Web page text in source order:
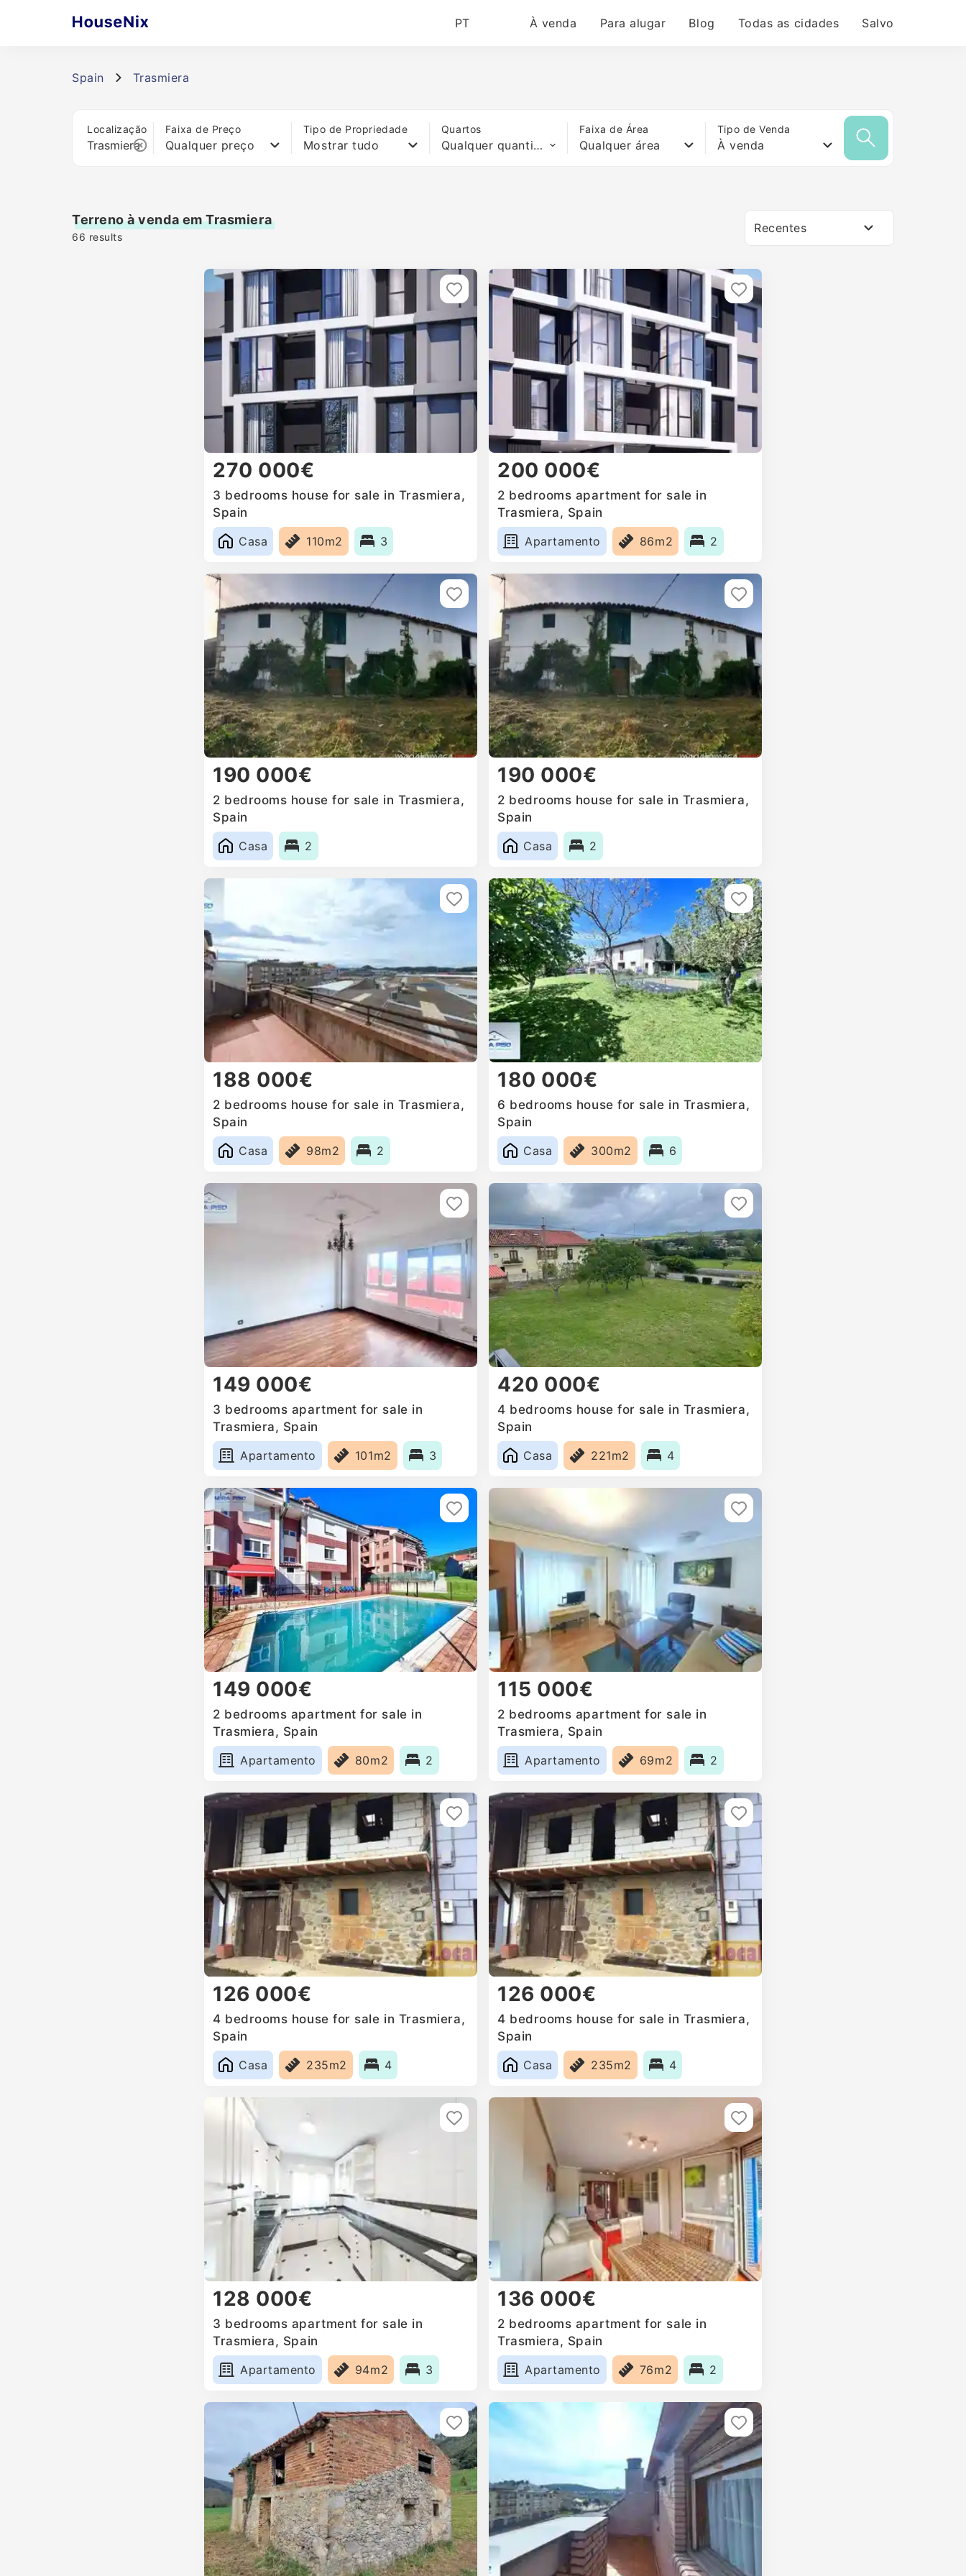
PT À venda Para alugar Blog Todas as cidades Salvo
Spain Trasmiera
Localização Faixa de Preço
Qualquer preço
Tipo de Propriedade
Mostrar tudo
Quartos
Qualquer quantidade de quartos
Faixa de Área
Qualquer área
Tipo de Venda
À venda
Terreno à venda em Trasmiera
66 results
Recentes
270 000€
3 bedrooms house for sale in Trasmiera,
Spain
Casa
110m2 3
200 000€
2 bedrooms apartment for sale in
Trasmiera, Spain
Apartamento
86m2 2
190 000€
2 bedrooms house for sale in Trasmiera,
Spain
Casa
2
190 000€
2 bedrooms house for sale in Trasmiera,
Spain
Casa
2
188 000€
2 bedrooms house for sale in Trasmiera,
Spain
Casa
98m2 2
180 000€
6 bedrooms house for sale in Trasmiera,
Spain
Casa
300m2 6
149 000€
3 bedrooms apartment for sale in
Trasmiera, Spain
Apartamento
101m2 3
420 000€
4 bedrooms house for sale in Trasmiera,
Spain
Casa
221m2 4
149 000€
2 bedrooms apartment for sale in
Trasmiera, Spain
Apartamento
80m2 2
115 000€
2 bedrooms apartment for sale in
Trasmiera, Spain
Apartamento
69m2 2
126 000€
4 bedrooms house for sale in Trasmiera,
Spain
Casa
235m2 4
126 000€
4 bedrooms house for sale in Trasmiera,
Spain
Casa
235m2 4
128 000€
3 bedrooms apartment for sale in
Trasmiera, Spain
Apartamento
94m2 3
136 000€
2 bedrooms apartment for sale in
Trasmiera, Spain
Apartamento
76m2 2